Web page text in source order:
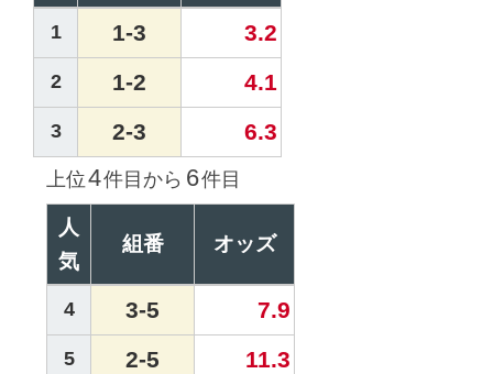
1 1-3 3.2
2 1-2 4.1
3 2-3 6.3
上位4件目から 6件目
人
気
組番 オッズ
4 3-5 7.9
5 2-5 11.3